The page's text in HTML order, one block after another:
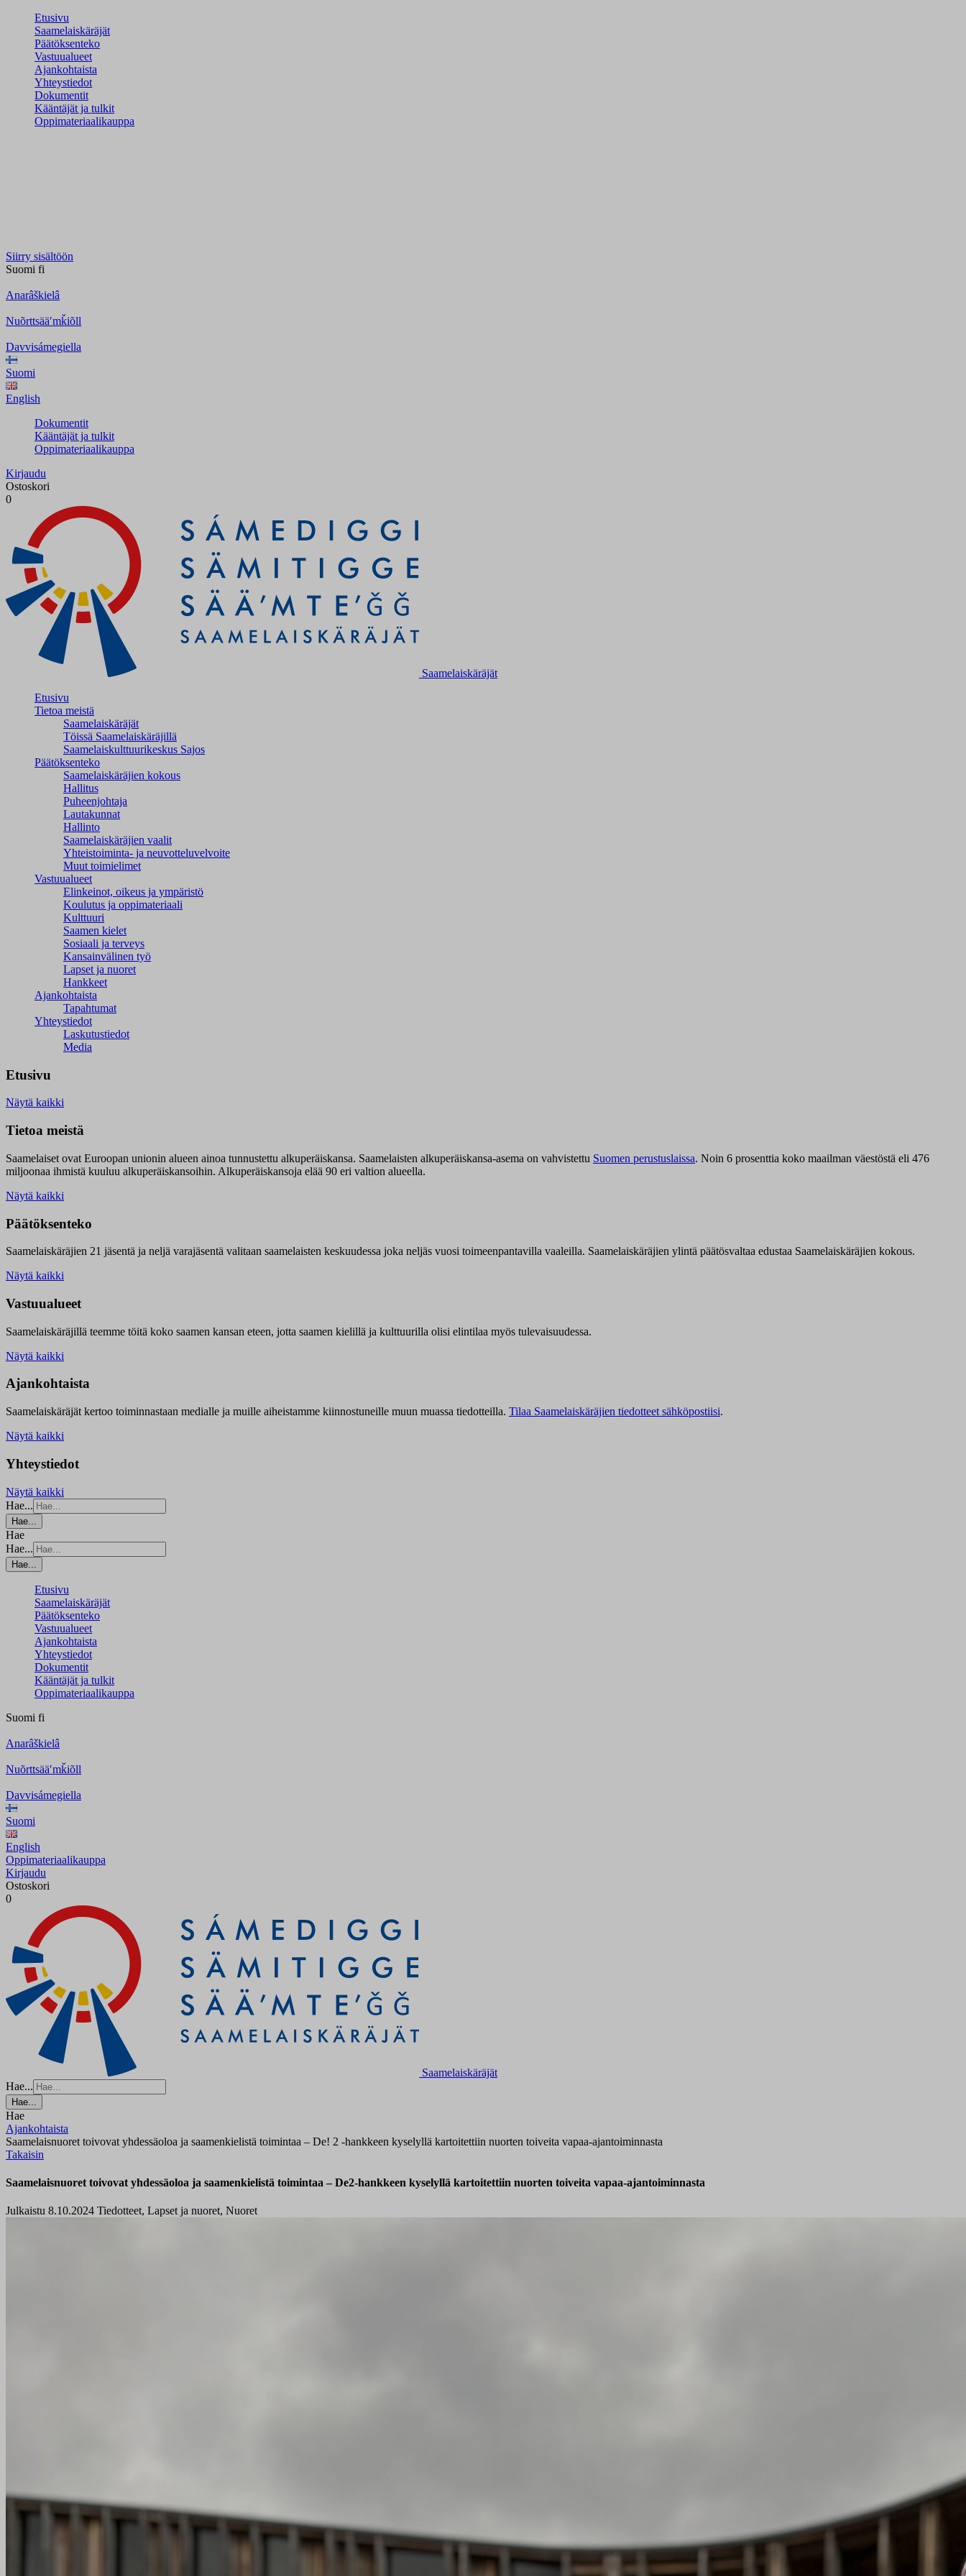
Etusivu
Saamelaiskäräjät
Päätöksenteko
Vastuualueet
Ajankohtaista
Yhteystiedot
Dokumentit
Kääntäjät ja tulkit
Oppimateriaalikauppa
Siirry sisältöön
Suomi fi
Anarâškielâ
Nuõrttsääʹmǩiõll
Davvisámegiella
Suomi
English
Dokumentit
Kääntäjät ja tulkit
Oppimateriaalikauppa
Kirjaudu
Ostoskori
0
Saamelaiskäräjät
Etusivu
Tietoa meistä
Saamelaiskäräjät
Töissä Saamelaiskäräjillä
Saamelaiskulttuuri­keskus Sajos
Päätöksenteko
Saamelaiskäräjien kokous
Hallitus
Puheenjohtaja
Lautakunnat
Hallinto
Saamelaiskäräjien vaalit
Yhteistoiminta- ja neuvotteluvelvoite
Muut toimielimet
Vastuualueet
Elinkeinot, oikeus ja ympäristö
Koulutus ja oppimateriaali
Kulttuuri
Saamen kielet
Sosiaali ja terveys
Kansainvälinen työ
Lapset ja nuoret
Hankkeet
Ajankohtaista
Tapahtumat
Yhteystiedot
Laskutustiedot
Media
Etusivu
Näytä kaikki
Tietoa meistä
Saamelaiset ovat Euroopan unionin alueen ainoa tunnustettu alkuperäiskansa. Saamelaisten alkuperäiskansa-asema on vahvistettu Suomen perustuslaissa. Noin 6 prosenttia koko maailman väestöstä eli 476
miljoonaa ihmistä kuuluu alkuperäiskansoihin. Alkuperäiskansoja elää 90 eri valtion alueella.
Näytä kaikki
Päätöksenteko
Saamelaiskäräjien 21 jäsentä ja neljä varajäsentä valitaan saamelaisten keskuudessa joka neljäs vuosi toimeenpantavilla vaaleilla. Saamelaiskäräjien ylintä päätösvaltaa edustaa Saamelaiskäräjien kokous.
Näytä kaikki
Vastuualueet
Saamelaiskäräjillä teemme töitä koko saamen kansan eteen, jotta saamen kielillä ja kulttuurilla olisi elintilaa myös tulevaisuudessa.
Näytä kaikki
Ajankohtaista
Saamelaiskäräjät kertoo toiminnastaan medialle ja muille aiheistamme kiinnostuneille muun muassa tiedotteilla. Tilaa Saamelaiskäräjien tiedotteet sähköpostiisi.
Näytä kaikki
Yhteystiedot
Näytä kaikki
Hae...
Hae...
Hae
Hae...
Hae...
Etusivu
Saamelaiskäräjät
Päätöksenteko
Vastuualueet
Ajankohtaista
Yhteystiedot
Dokumentit
Kääntäjät ja tulkit
Oppimateriaalikauppa
Suomi fi
Anarâškielâ
Nuõrttsääʹmǩiõll
Davvisámegiella
Suomi
English
Oppimateriaalikauppa
Kirjaudu
Ostoskori
0
Saamelaiskäräjät
Hae...
Hae...
Hae
Ajankohtaista
Saamelaisnuoret toivovat yhdessäoloa ja saamenkielistä toimintaa – De! 2 -hankkeen kyselyllä kartoitettiin nuorten toiveita vapaa-ajantoiminnasta
Takaisin
Saamelaisnuoret toivovat yhdessäoloa ja saamenkielistä toimintaa – De2-hankkeen kyselyllä kartoitettiin nuorten toiveita vapaa-ajantoiminnasta
Julkaistu 8.10.2024 Tiedotteet, Lapset ja nuoret, Nuoret